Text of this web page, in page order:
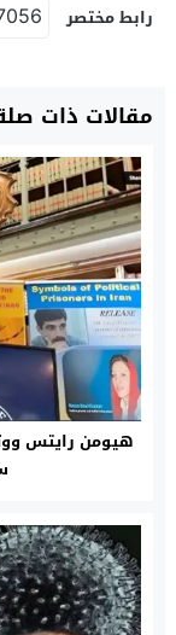
رابط مختصر
مقالات ذات
هيومن رايتس